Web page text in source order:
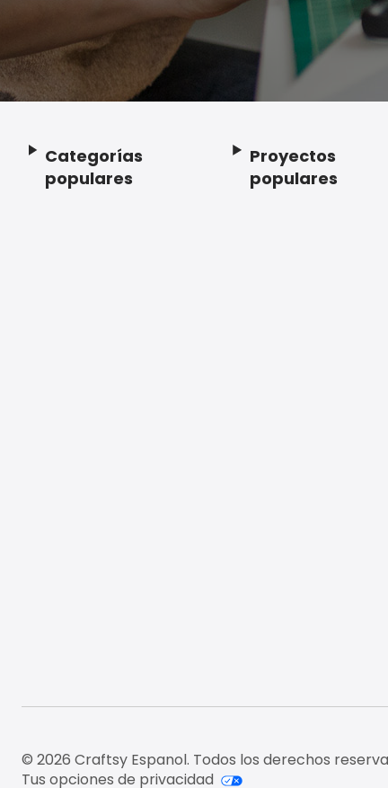
Footer
Categorías
populares
Proyectos
populares
© 2026 Craftsy Espanol. Todos los derechos
Tus opciones de privacidad